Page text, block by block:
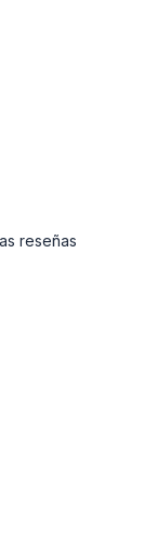
reseñas